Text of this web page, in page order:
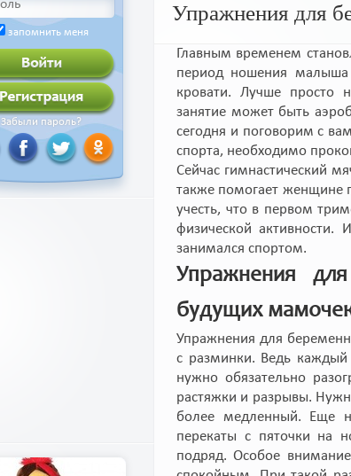
запомнить меня
Забыли пароль?
Упражнения для
Главным временем
период ношения
кровати. Лучше просто
занятие может быть
сегодня и поговорим с
спорта, необходимо
Сейчас гимнастический
также помогает женщине
учесть, что в первом
физической активности.
занимался спортом.
Упражнения
будущих
Упражнения для
с разминки. Ведь каждый
нужно обязательно
растяжки и разрывы.
более медленный. Еще
перекаты с пяточки на
подряд. Особое